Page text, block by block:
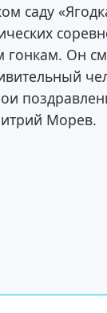
саду
Он
Морев.